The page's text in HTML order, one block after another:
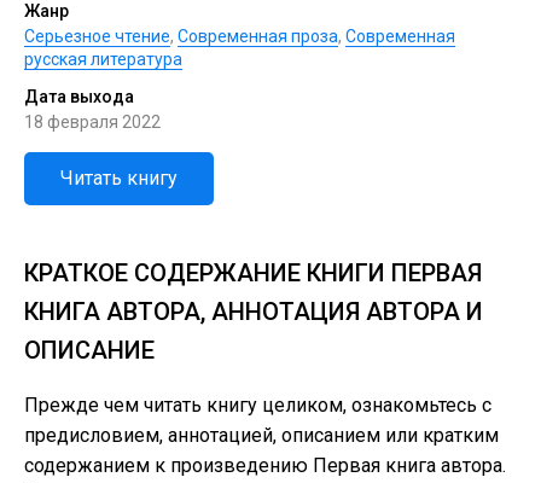
Жанр
Серьезное чтение, Современная проза, Современная
русская литература
Дата выхода
18 февраля 2022
Читать книгу
КРАТКОЕ СОДЕРЖАНИЕ КНИГИ ПЕРВАЯ
КНИГА АВТОРА, АННОТАЦИЯ АВТОРА И
ОПИСАНИЕ
Прежде чем читать книгу целиком, ознакомьтесь с
предисловием, аннотацией, описанием или кратким
содержанием к произведению Первая книга автора.